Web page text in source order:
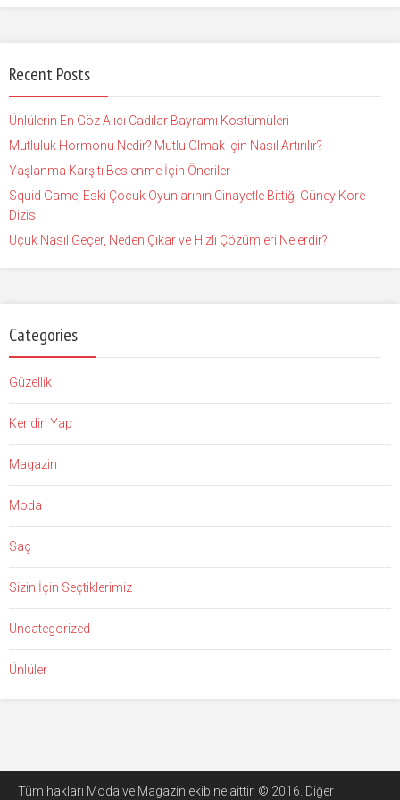
Recent Posts
Ünlülerin En Göz Alıcı Cadılar Bayramı Kostümüleri
Mutluluk Hormonu Nedir? Mutlu Olmak için Nasıl Artırılır?
Yaşlanma Karşıtı Beslenme İçin Öneriler
Squid Game, Eski Çocuk Oyunlarının Cinayetle Bittiği Güney Kore
Dizisi
Uçuk Nasıl Geçer, Neden Çıkar ve Hızlı Çözümleri Nelerdir?
Categories
Güzellik
Kendin Yap
Magazin
Moda
Saç
Sizin İçin Seçtiklerimiz
Uncategorized
Ünlüler
Tüm hakları Moda ve Magazin ekibine aittir. © 2016. Diğer